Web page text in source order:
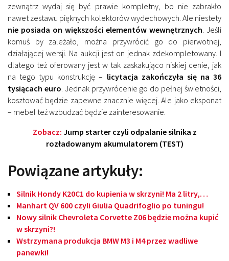
zewnątrz wydaj się być prawie kompletny, bo nie zabrakło
nawet zestawu pięknych kolektorów wydechowych. Ale niestety
nie posiada on większości elementów wewnętrznych . Jeśli
komuś by zależało, można przywrócić go do pierwotnej,
działającej wersji. Na aukcji jest on jednak zdekompletowany. I
dlatego też oferowany jest w tak zaskakująco niskiej cenie, jak
na tego typu konstrukcję – licytacja zakończyła się na 36
tysiącach euro . Jednak przywrócenie go do pełnej świetności,
kosztować będzie zapewne znacznie więcej. Ale jako eksponat
– mebel też wzbudzać będzie zainteresowanie.
Zobacz: Jump starter czyli odpalanie silnika z
rozładowanym akumulatorem (TEST)
Powiązane artykuły:
Silnik Hondy K20C1 do kupienia w skrzyni! Ma 2 litry,…
Manhart QV 600 czyli Giulia Quadrifoglio po tuningu!
Nowy silnik Chevroleta Corvette Z06 będzie można kupić
w skrzyni?!
Wstrzymana produkcja BMW M3 i M4 przez wadliwe
panewki!